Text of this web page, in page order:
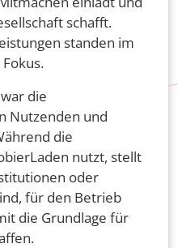
schafft.
standen im
die
Nutzenden und
die
nutzt, stellt
oder
für den Betrieb
die Grundlage für